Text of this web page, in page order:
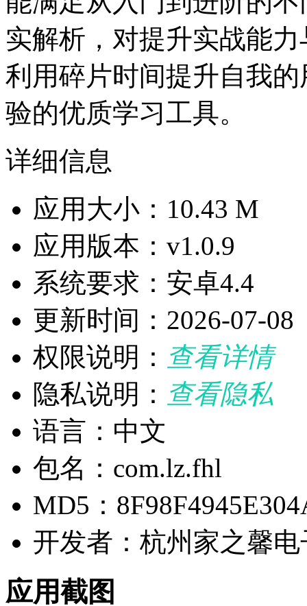
实解析，对提升实战能
利用碎片时间提升自我
验的优质学习工具。
详细信息
应用大小：10.43 M
应用版本：v1.0.9
系统要求：安卓4.4
更新时间：2026-07-08
权限说明： 查看详情
隐私说明： 查看隐私
语言：中文
包名：com.lz.fhl
MD5：
开发者：杭州家之馨
应用截图